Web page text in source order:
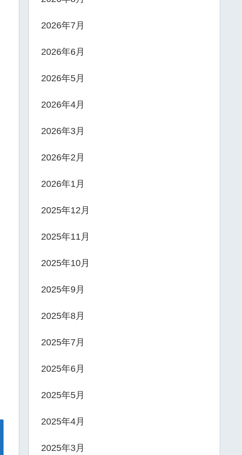
2026年7月
2026年6月
2026年5月
2026年4月
2026年3月
2026年2月
2026年1月
2025年12月
2025年11月
2025年10月
2025年9月
2025年8月
2025年7月
2025年6月
2025年5月
2025年4月
2025年3月